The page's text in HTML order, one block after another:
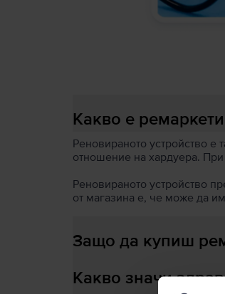
Какво е
Реновираното устройство е
отношение на хардуера.
Реновираното устройство
от магазина е, че може да
Защо да купиш
Какво значи